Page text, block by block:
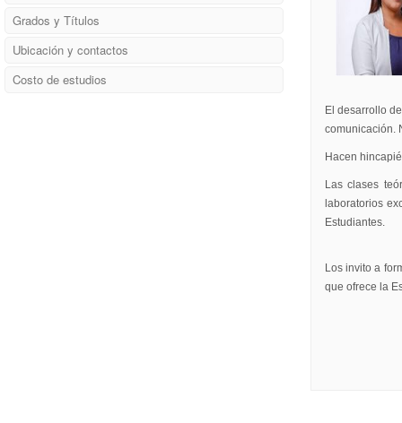
Grados y Títulos
Ubicación y contactos
Costo de estudios
El desarrollo
comunicación.
Hacen
Las clases
laboratorios
Estudiantes.
Los invito a
que ofrece la